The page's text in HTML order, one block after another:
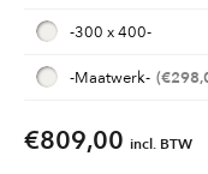
-300 x 400-
-Maatwerk- €
€809,00 incl. BTW